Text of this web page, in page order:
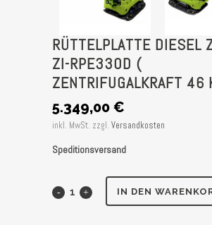
RÜTTELPLATTE DIESEL
ZI-RPE330D (
ZENTRIFUGALKRAFT 46
5.349,00 €
inkl. MwSt. zzgl. Versandkosten
Speditionsversand
Rüttelplatte IN DEN